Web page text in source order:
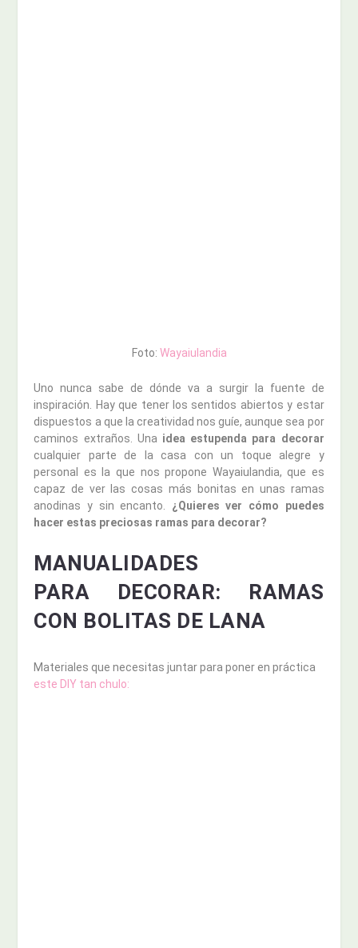
Foto: Wayaiulandia
Uno nunca sabe de dónde va a surgir la fuente de
inspiración. Hay que tener los sentidos abiertos y estar
dispuestos a que la creatividad nos guíe, aunque sea por
caminos extraños. Una idea estupenda para decorar
cualquier parte de la casa con un toque alegre y
personal es la que nos propone Wayaiulandia, que es
capaz de ver las cosas más bonitas en unas ramas
anodinas y sin encanto. ¿Quieres ver cómo puedes
hacer estas preciosas ramas para decorar?
MANUALIDADES
PARA DECORAR: RAMAS
CON BOLITAS DE LANA
Materiales que necesitas juntar para poner en práctica
este DIY tan chulo: